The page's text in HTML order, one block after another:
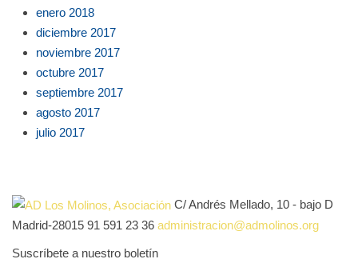
enero 2018
diciembre 2017
noviembre 2017
octubre 2017
septiembre 2017
agosto 2017
julio 2017
C/ Andrés Mellado, 10 - bajo D
Madrid-28015 91 591 23 36 administracion@admolinos.org
Suscríbete a nuestro boletín